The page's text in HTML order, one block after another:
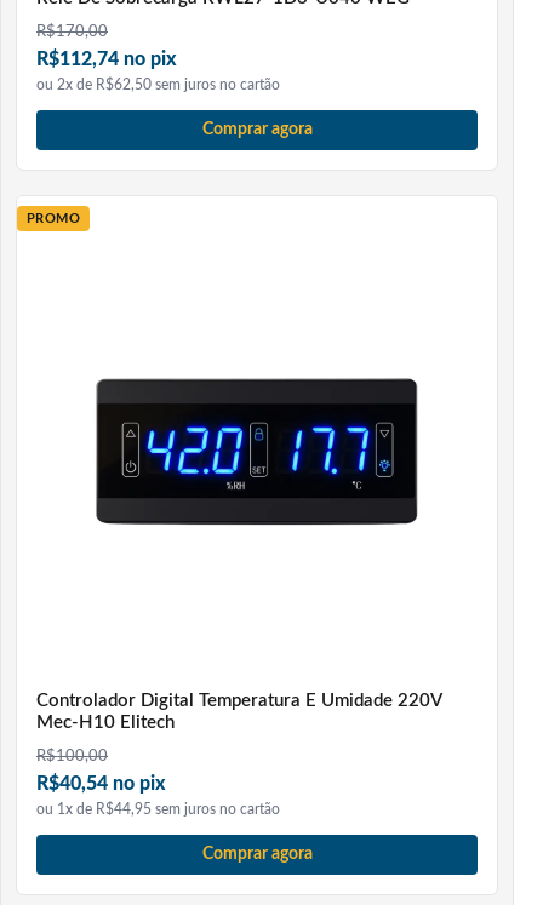
R$170,00
R$112,74 no pix
ou 2x de R$62,50 sem juros no cartão
Comprar agora
PROMO
Controlador Digital Temperatura E Umidade 220V
Mec-H10 Elitech
R$100,00
R$40,54 no pix
ou 1x de R$44,95 sem juros no cartão
Comprar agora